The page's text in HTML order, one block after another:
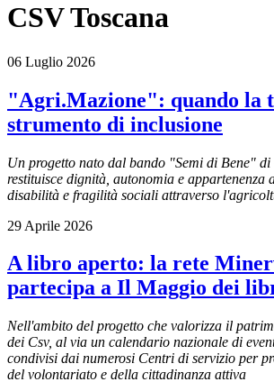
CSV Toscana
06 Luglio 2026
"Agri.Mazione": quando la
strumento di inclusione
Un progetto nato dal bando "Semi di Bene"
restituisce dignità, autonomia e appartenenza
disabilità e fragilità sociali attraverso
29 Aprile 2026
A libro aperto: la rete
partecipa a Il Maggio dei
Nell'ambito del progetto che valorizza il
dei Csv, al via un calendario nazionale di
condivisi dai numerosi Centri di servizio per
del volontariato e della cittadinanza attiva